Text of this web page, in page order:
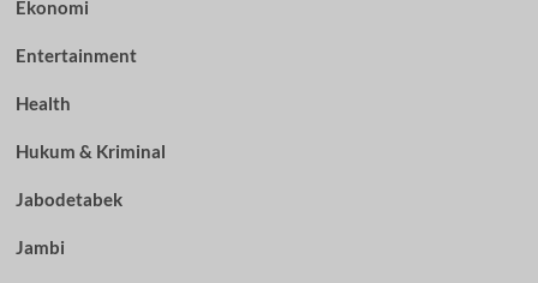
Ekonomi
Entertainment
Health
Hukum & Kriminal
Jabodetabek
Jambi